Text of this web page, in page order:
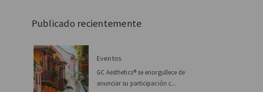
Publicado recientemente
Eventos
GC Aesthetics® se enorgullece de
anunciar su participación c...